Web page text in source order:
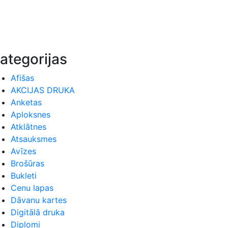
Afišas
AKCIJAS DRUKA
Anketas
Aploksnes
Atklātnes
Atsauksmes
Avīzes
Brošūras
Bukleti
Cenu lapas
Dāvanu kartes
Digitālā druka
Diplomi